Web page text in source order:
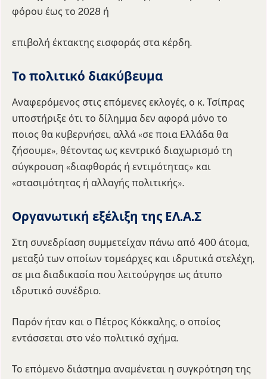
φόρου έως το 2028 ή
επιβολή έκτακτης εισφοράς στα κέρδη.
Το πολιτικό διακύβευμα
Αναφερόμενος στις επόμενες εκλογές, ο κ. Τσίπρας
υποστήριξε ότι το δίλημμα δεν αφορά μόνο το
ποιος θα κυβερνήσει, αλλά «σε ποια Ελλάδα θα
ζήσουμε», θέτοντας ως κεντρικό διαχωρισμό τη
σύγκρουση «διαφθοράς ή εντιμότητας» και
«στασιμότητας ή αλλαγής πολιτικής».
Οργανωτική εξέλιξη της ΕΛ.Α.Σ
Στη συνεδρίαση συμμετείχαν πάνω από 400 άτομα,
μεταξύ των οποίων τομεάρχες και ιδρυτικά στελέχη,
σε μια διαδικασία που λειτούργησε ως άτυπο
ιδρυτικό συνέδριο.
Παρόν ήταν και ο Πέτρος Κόκκαλης, ο οποίος
εντάσσεται στο νέο πολιτικό σχήμα.
Το επόμενο διάστημα αναμένεται η συγκρότηση της